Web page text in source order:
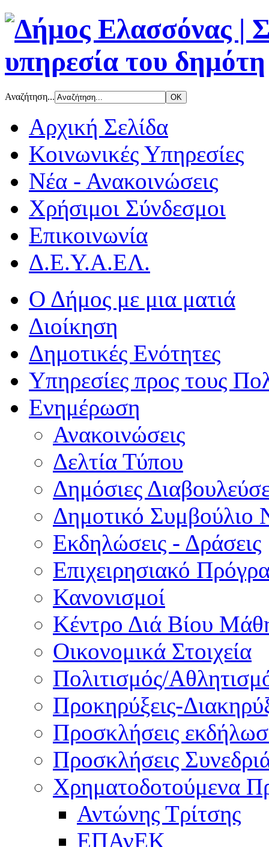
Αναζήτηση...
Αρχική Σελίδα
Κοινωνικές Υπηρεσίες
Νέα - Ανακοινώσεις
Χρήσιμοι Σύνδεσμοι
Επικοινωνία
Δ.Ε.Υ.Α.ΕΛ.
Ο Δήμος με μια ματιά
Διοίκηση
Δημοτικές Ενότητες
Υπηρεσίες προς τους
Ενημέρωση
Ανακοινώσεις
Δελτία Τύπου
Δημόσιες
Δημοτικό Συμβούλιο
Εκδηλώσεις - Δράσεις
Επιχειρησιακό
Κανονισμοί
Κέντρο Διά Βίου
Οικονομικά Στοιχεία
Πολιτισμός/
Προκηρύξεις-
Προσκλήσεις
Προσκλήσεις
Χρηματοδοτούμενα
Αντώνης Τρίτσης
ΕΠΑνΕΚ